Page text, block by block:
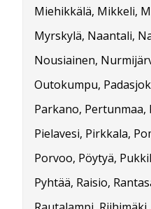
Miehikkälä, Mikkeli,
Myrskylä, Naantali,
Nousiainen,
Outokumpu,
Parkano, Pertunmaa,
Pielavesi, Pirkkala,
Porvoo, Pöytyä,
Pyhtää, Raisio,